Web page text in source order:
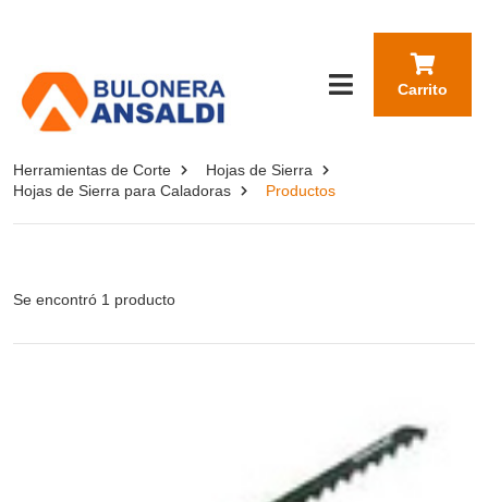
Carrito
Herramientas de Corte
Hojas de Sierra
Hojas de Sierra para Caladoras
Productos
Se encontró 1 producto